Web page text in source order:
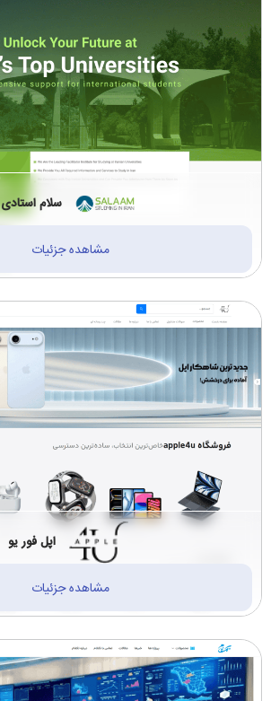
سلام استادی
مشاهده جزئیات
اپل فور یو
مشاهده جزئیات